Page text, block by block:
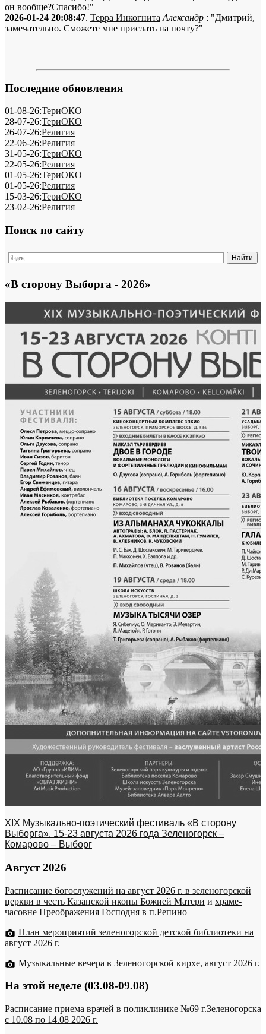
он вообще?Спасибо!"
2026-01-24 20:08:47. Терра Инкогнита Александр : "Дмитрий,
замечательно. Сможете мне прислать на почту?"
Последние обновления
01-08-26:ТериОКО
28-07-26:ТериОКО
26-07-26:Религия
22-06-26:Религия
31-05-26:ТериОКО
22-05-26:Религия
01-05-26:ТериОКО
01-05-26:Религия
15-03-26:ТериОКО
23-02-26:Религия
Поиск по сайту
«В сторону Выборга - 2026»
XIX Музыкально-поэтический фестиваль «В сторону
Выборга». 15-23 августа 2026 года Зеленогорск –
Комарово – Выборг
Август 2026
Расписание богослужений на август 2026 г. в зеленогорской
церкви в честь Казанской иконы Божией Матери и храме-
часовне Преображения Господня в п.Репино
План мероприятий зеленогорской детской библиотеки на
август 2026 г.
Музыкальные вечера в Зеленогорской кирхе, август 2026 г.
На этой неделе (03.08-09.08)
Расписание приема врачей в поликлинике №69 г.Зеленогорска
c 10.08 по 14.08 2026 г.